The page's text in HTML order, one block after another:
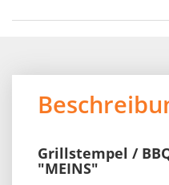
Grillstempel /
"MEINS"